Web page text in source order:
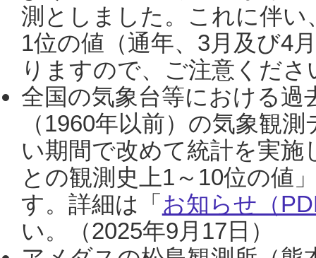
測としました。これに伴い
1位の値（通年、3月及び4
りますので、ご注意くだ
全国の気象台等における過
（1960年以前）の気象観
い期間で改めて統計を実
との観測史上1～10位の値
す。詳細は「 お知らせ（
い。（2025年9月17日）